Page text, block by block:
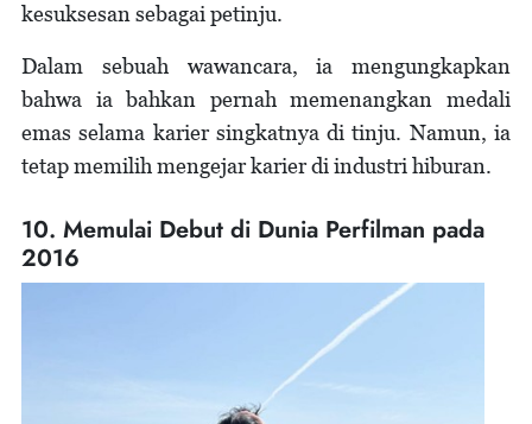
kesuksesan sebagai petinju.
Dalam sebuah wawancara, ia mengungkapkan
bahwa ia bahkan pernah memenangkan medali
emas selama karier singkatnya di tinju. Namun, ia
tetap memilih mengejar karier di industri hiburan.
10. Memulai Debut di Dunia Perfilman pada
2016